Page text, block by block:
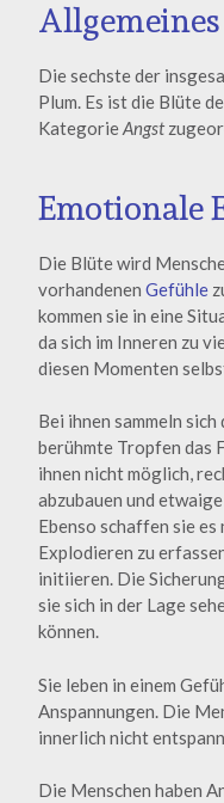
Allgemeines
Die sechste der
Plum. Es ist die Blüte
KategorieAngst
Emotionale
Die Blüte wird
vorhandenen Gefühle
kommen sie in eine
da sich im Inneren zu
diesen Momenten
Bei ihnen sammeln
berühmte Tropfen das
ihnen nicht möglich,
abzubauen und
Ebenso schaffen sie
Explodieren zu
initiieren. Die
sie sich in der Lage
können.
Sie leben in einem
Anspannungen. Die
innerlich nicht
Die Menschen haben